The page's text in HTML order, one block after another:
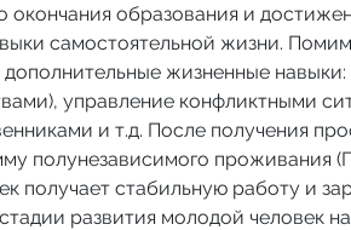
образования и
самостоятельной жизни.
жизненные
управление конфликтными
и т.д. После получения
полунезависимого проживания
получает стабильную работу и
развития молодой человек